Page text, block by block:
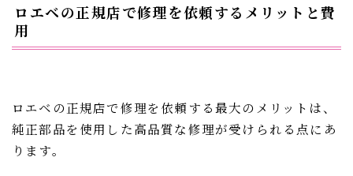
ロエベの正規店で修理を依頼するメリットと費
用
ロエベの正規店で修理を依頼する最大のメリットは、
純正部品を使用した高品質な修理が受けられる点にあ
ります。